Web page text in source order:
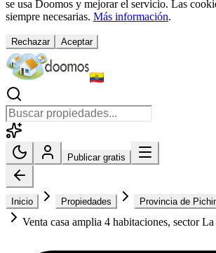
se usa Doomos y mejorar el servicio. Las
siempre necesarias. Más información.
Rechazar Aceptar
Publicar gratis
Inicio Propiedades Provincia de
Venta casa amplia 4 habitaciones, sector La